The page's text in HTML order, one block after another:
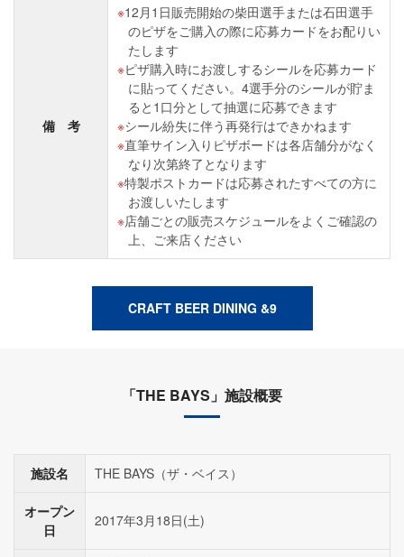
備 考
12月1日販売開始の柴田選手または石田選手
のピザをご購入の際に応募カードをお配りい
たします
ピザ購入時にお渡しするシールを応募カード
に貼ってください。4選手分のシールが貯ま
ると1口分として抽選に応募できます
シール紛失に伴う再発行はできかねます
直筆サイン入りピザボードは各店舗分がなく
なり次第終了となります
特製ポストカードは応募されたすべての方に
お渡しいたします
店舗ごとの販売スケジュールをよくご確認の
上、ご来店ください
CRAFT BEER DINING &9
「THE BAYS」施設概要
施設名 THE BAYS（ザ・ベイス）
オープン
日
2017年3月18日(土)